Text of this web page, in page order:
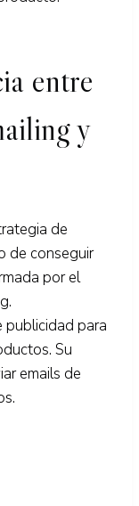
entre
y
de
de conseguir
por el
publicidad para
Su
emails de